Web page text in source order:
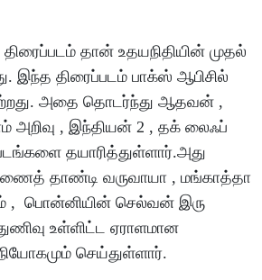
திரைப்படம் தான் உதயநிதியின் முதல்
இந்த திரைப்படம் பாக்ஸ் ஆபிசில்
அதை தொடர்ந்து ஆதவன் ,
அறிவு , இந்தியன் 2 , தக் லைஃப்
தயாரித்துள்ளார்.அது
தாண்டி வருவாயா , மங்காத்தா
, பொன்னியின் செல்வன் இரு
உள்ளிட்ட ஏராளமான
செய்துள்ளார்.